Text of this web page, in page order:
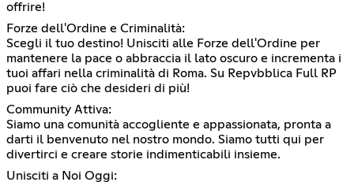
offrire!
Forze dell'Ordine e Criminalità:
Scegli il tuo destino! Unisciti alle Forze dell'Ordine per
mantenere la pace o abbraccia il lato oscuro e incrementa i
tuoi affari nella criminalità di Roma. Su Repvbblica Full RP
puoi fare ciò che desideri di più!
Community Attiva:
Siamo una comunità accogliente e appassionata, pronta a
darti il benvenuto nel nostro mondo. Siamo tutti qui per
divertirci e creare storie indimenticabili insieme.
Unisciti a Noi Oggi: